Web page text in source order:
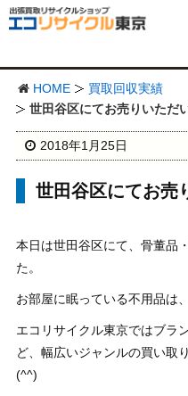
HOME
買取回収実績
世田谷区にてお売りいただ
2018年1月25日
世田谷区にてお売
本日は世田谷区にて、骨董品
た。
お部屋に眠っている不用品は
エコリサイクル東京ではブラ
ど、幅広いジャンルの買い取
(^^)